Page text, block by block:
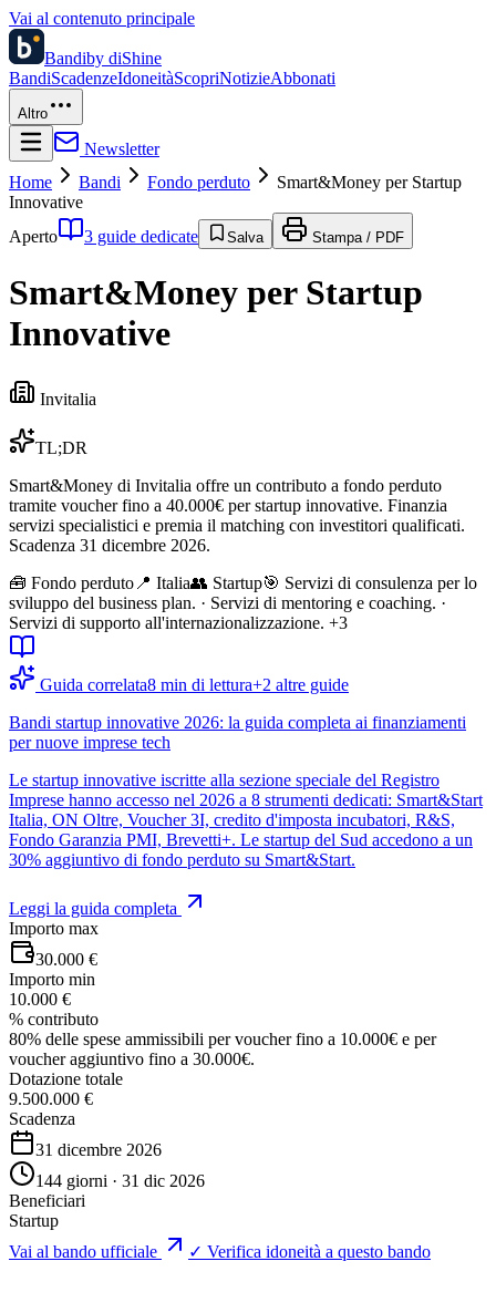
Vai al contenuto principale
Bandiby diShine
BandiScadenzeIdoneitàScopriNotizieAbbonati
Altro
Newsletter
Home
Bandi Fondo perduto
Smart&Money per Startup
Innovative
Aperto
3 guide dedicate Salva Stampa / PDF
Smart&Money per Startup
Innovative
Invitalia
TL;DR
Smart&Money di Invitalia offre un contributo a fondo perduto
tramite voucher fino a 40.000€ per startup innovative. Finanzia
servizi specialistici e premia il matching con investitori qualificati.
Scadenza 31 dicembre 2026.
🧰 Fondo perduto 📍 Italia👥 Startup🎯 Servizi di consulenza per lo
sviluppo del business plan. · Servizi di mentoring e coaching. ·
Servizi di supporto all'internazionalizzazione. +3
Guida correlata8 min di lettura+2 altre guide
Bandi startup innovative 2026: la guida completa ai finanziamenti
per nuove imprese tech
Le startup innovative iscritte alla sezione speciale del Registro
Imprese hanno accesso nel 2026 a 8 strumenti dedicati: Smart&Start
Italia, ON Oltre, Voucher 3I, credito d'imposta incubatori, R&S,
Fondo Garanzia PMI, Brevetti+. Le startup del Sud accedono a un
30% aggiuntivo di fondo perduto su Smart&Start.
Leggi la guida completa
Importo max
30.000 €
Importo min
10.000 €
% contributo
80% delle spese ammissibili per voucher fino a 10.000€ e per
voucher aggiuntivo fino a 30.000€.
Dotazione totale
9.500.000 €
Scadenza
31 dicembre 2026
144 giorni · 31 dic 2026
Beneficiari
Startup
Vai al bando ufficiale
✓ Verifica idoneità a questo bando